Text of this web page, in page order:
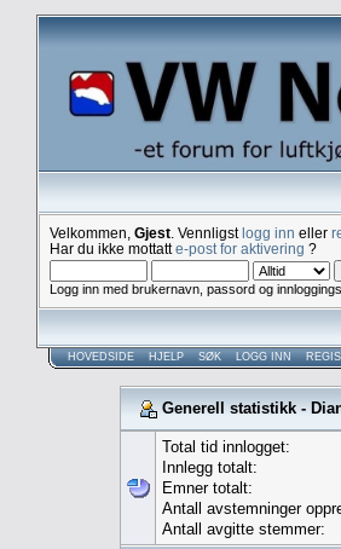
Velkommen, Gjest . Vennligstlogg inn eller
Har du ikke mottatte-post for aktivering ?
Logg inn med brukernavn, passord og
HOVEDSIDE HJELP SØK LOGG INN
Generell statistikk -
Total tid innlogget:
Innlegg totalt:
Emner totalt:
Antall avstemninger
Antall avgitte stemmer: